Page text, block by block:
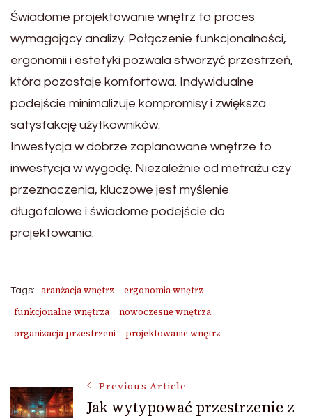
Świadome projektowanie wnętrz to proces
wymagający analizy. Połączenie funkcjonalności,
ergonomii i estetyki pozwala stworzyć przestrzeń,
która pozostaje komfortowa. Indywidualne
podejście minimalizuje kompromisy i zwiększa
satysfakcję użytkowników.
Inwestycja w dobrze zaplanowane wnętrze to
inwestycja w wygodę. Niezależnie od metrażu czy
przeznaczenia, kluczowe jest myślenie
długofalowe i świadome podejście do
projektowania.
Tags: aranżacja wnętrz
ergonomia wnętrz
funkcjonalne wnętrza
nowoczesne wnętrza
organizacja przestrzeni
projektowanie wnętrz
Post
Previous Article
Jak wytypować przestrzenie z